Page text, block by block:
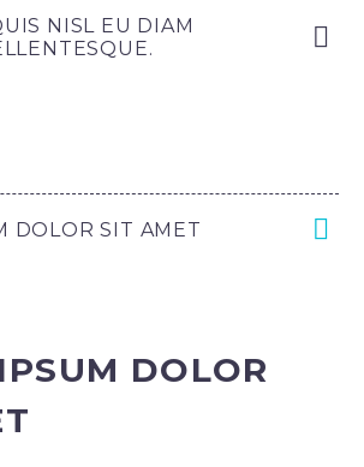
NISL EU DIAM
DOLOR SIT AMET
DOLOR